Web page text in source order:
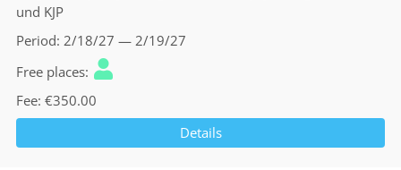
und KJP
Period 2/18/27 — 2/19/27
Free places
Fee €350.00
Details